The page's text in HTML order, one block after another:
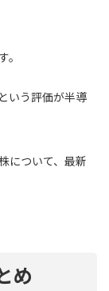
いう評価が半導
について、最新
め